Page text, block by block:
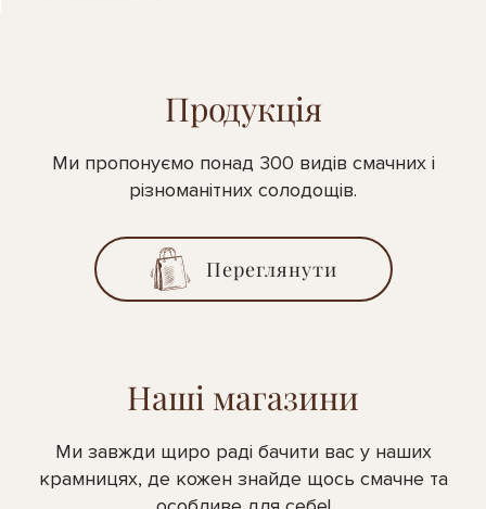
Продукція
Ми пропонуємо понад 300 видів смачних і
різноманітних солодощів.
Переглянути
Наші магазини
Ми завжди щиро раді бачити вас у наших
крамницях, де кожен знайде щось смачне та